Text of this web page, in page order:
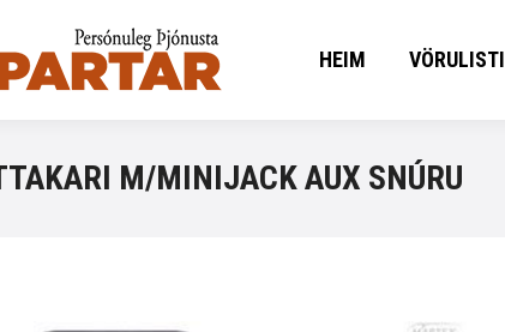
HEIM VÖRULISTI
M/MINIJACK AUX SNÚRU